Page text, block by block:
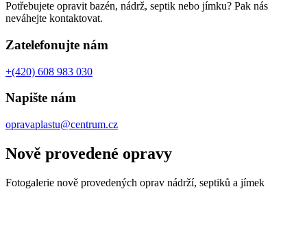
Potřebujete opravit bazén, nádrž, septik nebo jímku? Pak nás
neváhejte kontaktovat.
Zatelefonujte nám
+(420) 608 983 030
Napište nám
opravaplastu@centrum.cz
Nově provedené opravy
Fotogalerie nově provedených oprav nádrží, septiků a jímek